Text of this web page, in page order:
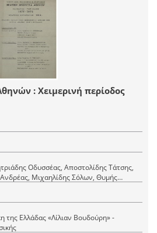
: Χειμερινή περίοδος
Οδυσσέας, Αποστολίδης Τάτσης,
Μιχαηλίδης Σόλων, Θυμής
της Ελλάδας «Λίλιαν Βουδούρη» -